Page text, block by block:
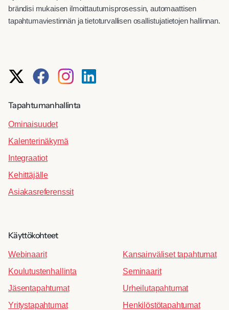
brändisi mukaisen ilmoittautumisprosessin, automaattisen
tapahtumaviestinnän ja tietoturvallisen osallistujatietojen hallinnan.
Tapahtumanhallinta
Ominaisuudet
Kalenterinäkymä
Integraatiot
Kehittäjälle
Asiakasreferenssit
Käyttökohteet
Webinaarit
Koulutustenhallinta
Jäsentapahtumat
Yritystapahtumat
Kansainväliset tapahtumat
Seminaarit
Urheilutapahtumat
Henkilöstötapahtumat